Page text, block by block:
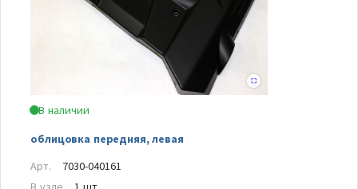
В наличии
облицовка передняя, левая
Арт.
7030-040161